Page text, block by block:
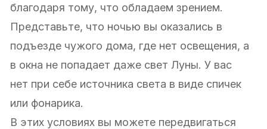
благодаря тому, что обладаем зрением.
Представьте, что ночью вы оказались в
подъезде чужого дома, где нет освещения, а
в окна не попадает даже свет Луны. У вас
нет при себе источника света в виде спичек
или фонарика.
В этих условиях вы можете передвигаться